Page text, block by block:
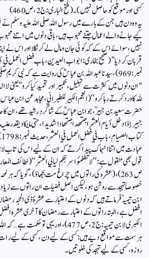
کسی اور موقع کو حاصل نہیں)۔ (فتح الباری: ج2، ص460)
یہ وہ دن ہیں جن کے بارے میں رسول اللہ صلی اللہ علیہ وسلم نے
کیے جانے والے اعمال جتنے محبوب ہیں، باقی دنوں میں اتنے
نہیں، سوائے اس کے کہ کوئی جان ومال لے کر نکلا اوراس نے
قربان کر دیا” (صحیح بخاری : ابواب العیدین، باب فضل العمل
نمبر:969)، سیدنا عبد اللہ بن عباسؓ کی روایت ہے کہ نبی کریم
"ان دنوں میں کثرت سے تہلیل، تکبیر اور تحمید کیا کرو” یعنی لا الہ
حضرت سعید بن جبیرؒ، جو ابن عباسؓ کے شاگردِ رشید تھے، ان کا
جبير إذا دخل أيام العشر اجتهد اجتهادا شديدا، حتى ما يكاد يقدر
عبادت میں اتنا انہماک پیدا کرتے کہ ان کے لیے اس کی تاب لانا
قول بھی منقول ہے:’’لا تطفئوا سرجكم ليالي العشر‘‘ (لطائف
ص263)، (عشرہ کی راتوں میں چراغ مت بجھاؤ)، گویا کہ ہر
خصوصاً تہجد سے روشن ہو، لیکن اصل فضیلت ان راتوں سے
ابن تیمیہؒ فرماتے ہیں کہ دنوں کے اعتبار سے عشرۂ ذی الحجہ
افضل ہے، البتہ راتوں کے اعتبار سے رمضان کا آخری عشرہ
الکبری لابن تیمیہ: ج2،ص477)،اور یہی تو
ہر سمت سے مواقع دیے ہیں: کسی کے لیے دن، کسی کے لیے
روزہ، کسی کے لیے تہجد کی خلوتیں۔